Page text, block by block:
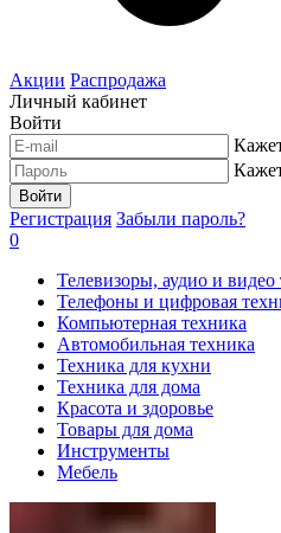
Акции Распродажа
Личный кабинет
Войти
Войти
Регистрация Забыли пароль?
0
Телевизоры, аудио и видео
Телефоны и цифровая
Компьютерная техника
Автомобильная техника
Техника для кухни
Техника для дома
Красота и здоровье
Товары для дома
Инструменты
Мебель